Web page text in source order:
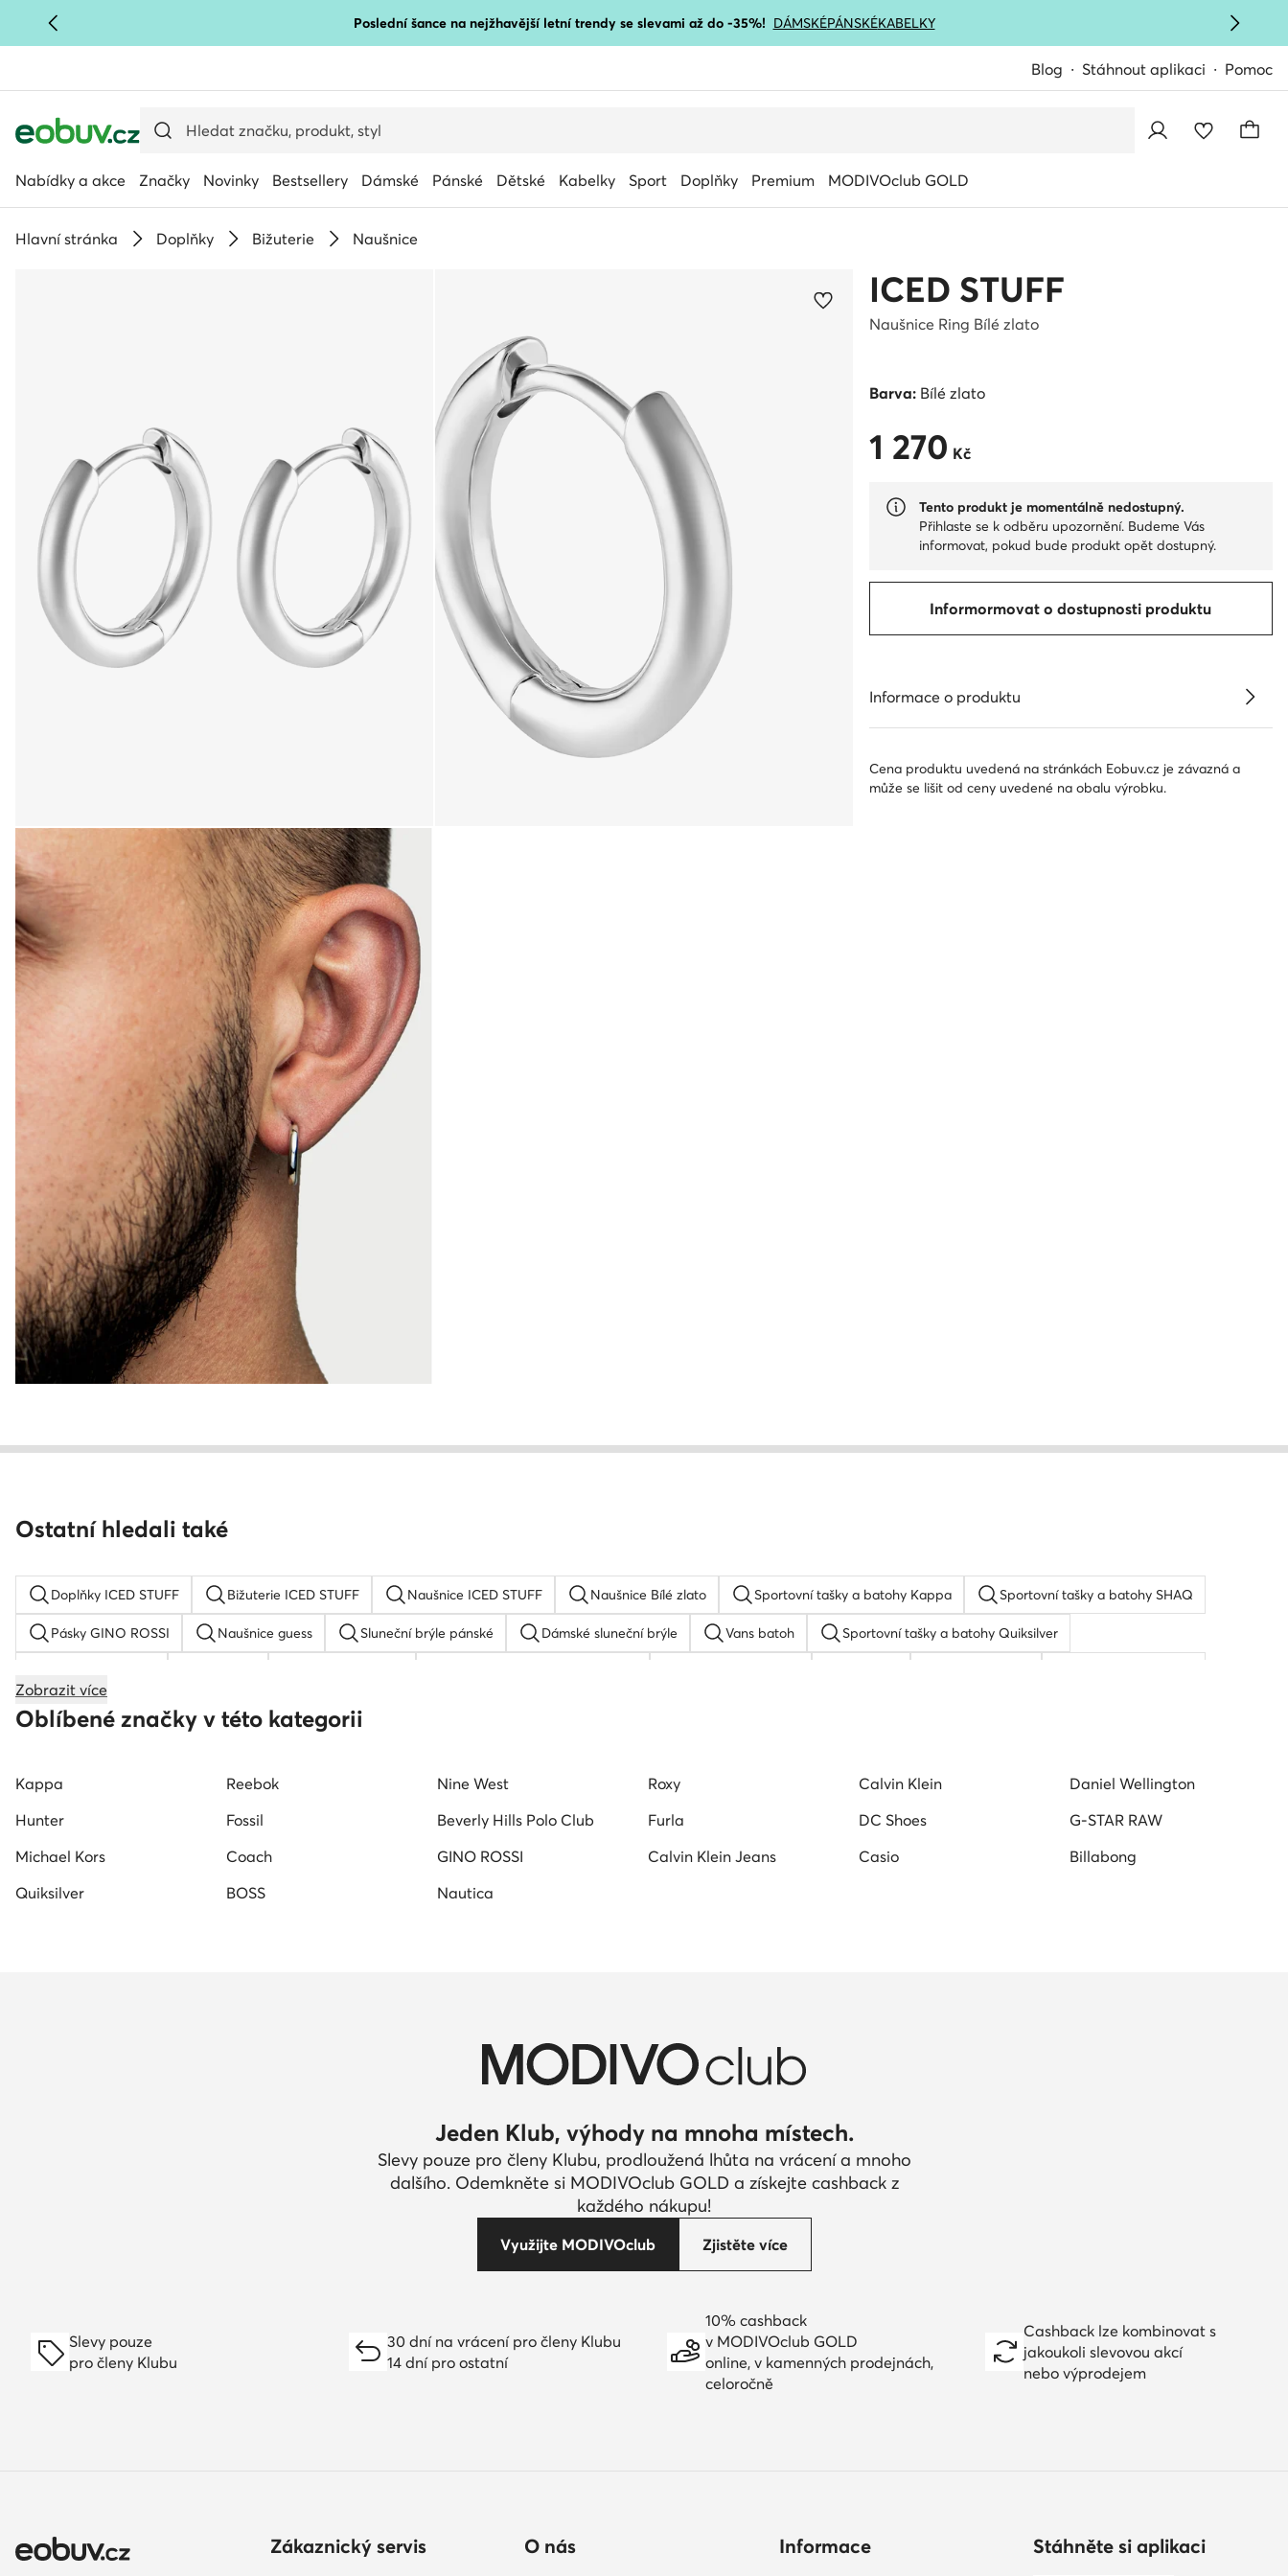
PŘEJÍT NA HLAVNÍ OBSAH Poslední šance na nejžhavější letní trendy se slevami až do -35%! DÁMSKÉPÁNSKÉKABELKY
Blog Stáhnout aplikaci Pomoc
Nabídky a akce Značky Novinky Bestsellery Dámské Pánské Dětské Kabelky Sport Doplňky Premium MODIVOclub GOLD
Hlavní stránka Doplňky Bižuterie Naušnice
ICED STUFF
Naušnice Ring Bílé zlato
Barva:Bílé zlato
1 270 Kč
1 270 Kč
Tento produkt je momentálně nedostupný.
Přihlaste se k odběru upozornění. Budeme Vás
informovat, pokud bude produkt opět dostupný.
Informormovat o dostupnosti produktu
Informace o produktu
Cena produktu uvedená na stránkách Eobuv.cz je závazná a
může se lišit od ceny uvedené na obalu výrobku.
Ostatní hledali také
Doplňky ICED STUFF Bižuterie ICED STUFF Naušnice ICED STUFF Naušnice Bílé zlato Sportovní tašky a batohy Kappa Sportovní tašky a batohy SHAQ
Pásky GINO ROSSI Naušnice guess Sluneční brýle pánské Dámské sluneční brýle Vans batoh Sportovní tašky a batohy Quiksilver
Dětská kšiltovka Hodinky Nautica Zlaté hodinky
Zobrazit více
Oblíbené značky v této kategorii
Kappa Reebok Nine West Roxy Calvin Klein
Daniel Wellington
Hunter
Fossil Beverly Hills Polo Club Furla DC Shoes
G-STAR RAW
Michael Kors
Coach GINO ROSSI Calvin Klein Jeans Casio
Billabong
Quiksilver
BOSS Nautica
Jeden Klub, výhody na mnoha místech.
Slevy pouze pro členy Klubu, prodloužená lhůta na vrácení a mnoho
dalšího. Odemkněte si MODIVOclub GOLD a získejte cashback z
každého nákupu!
Využijte MODIVOclub Zjistěte více
Slevy pouze
pro členy Klubu
30 dní na vrácení pro členy Klubu
14 dní pro ostatní
10% cashback
v MODIVOclub GOLD
online, v kamenných prodejnách,
celoročně
Cashback lze kombinovat s
jakoukoli slevovou akcí
nebo výprodejem
Zákaznický servis O nás Informace Stáhněte si aplikaci